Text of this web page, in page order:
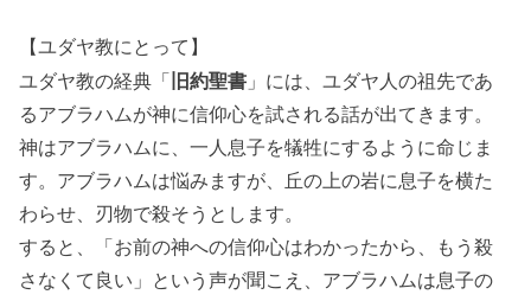
【ユダヤ教にとって】
ユダヤ教の経典「 旧約聖書 」には、ユダヤ人の祖先であ
るアブラハムが神に信仰心を試される話が出てきます。
神はアブラハムに、一人息子を犠牲にするように命じま
す。アブラハムは悩みますが、丘の上の岩に息子を横た
わらせ、刃物で殺そうとします。
すると、「お前の神への信仰心はわかったから、もう殺
さなくて良い」という声が聞こえ、アブラハムは息子の